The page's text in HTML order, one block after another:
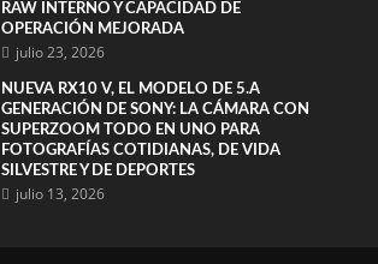
RAW INTERNO Y CAPACIDAD DE
OPERACIÓN MEJORADA
julio 23, 2026
NUEVA RX10 V, EL MODELO DE 5.A
GENERACIÓN DE SONY: LA CÁMARA CON
SUPERZOOM TODO EN UNO PARA
FOTOGRAFÍAS COTIDIANAS, DE VIDA
SILVESTRE Y DE DEPORTES
julio 13, 2026